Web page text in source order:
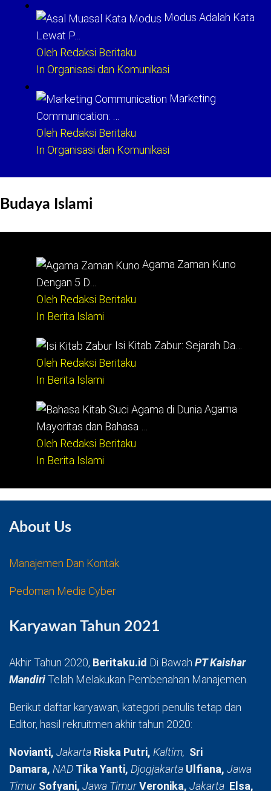
Modus Adalah Kata
Lewat P…
Oleh Redaksi Beritaku
In Organisasi dan Komunikasi
Marketing
Communication: …
Oleh Redaksi Beritaku
In Organisasi dan Komunikasi
Budaya Islami
Agama Zaman Kuno
Dengan 5 D…
Oleh Redaksi Beritaku
In Berita Islami
Isi Kitab Zabur: Sejarah Da…
Oleh Redaksi Beritaku
In Berita Islami
Agama
Mayoritas dan Bahasa …
Oleh Redaksi Beritaku
In Berita Islami
About Us
Manajemen Dan Kontak
Pedoman Media Cyber
Karyawan Tahun 2021
Akhir Tahun 2020, Beritaku.id Di Bawah PT Kaishar
MandiriTelah Melakukan Pembenahan Manajemen.
Berikut daftar karyawan, kategori penulis tetap dan
Editor, hasil rekruitmen akhir tahun 2020:
Novianti, Jakarta Riska Putri, Kaltim, Sri
Damara, NAD Tika Yanti, Djogjakarta Ulfiana, Jawa
TimurSofyani, Jawa TimurVeronika, Jakarta Elsa,